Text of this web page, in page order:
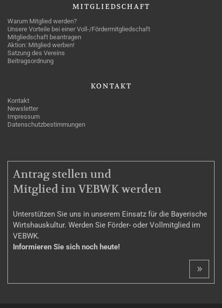
MITGLIEDSCHAFT
Warum Mitglied werden?
Unsere Vorteile bei einer Voll-/Fördermitgliedschaft
Mitgliedschaft beantragen
Aktion: Mitglied werben!
Satzung des Vereins
Beitragsordnung
KONTAKT
Kontakt
Newsletter
Impressum
Datenschutzbestimmungen
MITGLIEDSCHAFT
Antrag stellen und
Mitglied im VEBWK werden
Unterstützen Sie uns in unserem Einsatz für die Bayerische
Wirtshauskultur. Werden Sie Förder- oder Vollmitglied im
VEBWK.
Informieren Sie sich noch heute!
»